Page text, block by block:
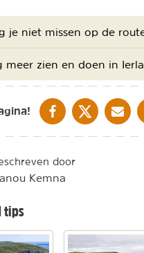
je niet missen op de
meer zien en doen in
DELEN OP FACEBOOK
DELEN OP X
door
Kemna
tips